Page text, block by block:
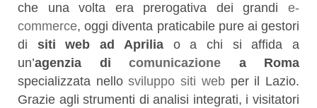
che una volta era prerogativa dei grandi e-
commerce, oggi diventa praticabile pure ai gestori
di siti web ad Apriliao a chi si affida a
un’agenzia di comunicazione a Roma
specializzata nellosviluppo siti webper il Lazio.
Grazie agli strumenti di analisi integrati, i visitatori